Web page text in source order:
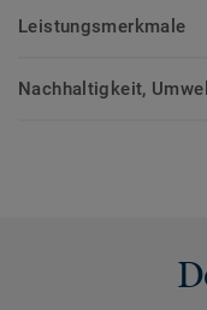
Leistungsmerkmale
Nachhaltigkeit,